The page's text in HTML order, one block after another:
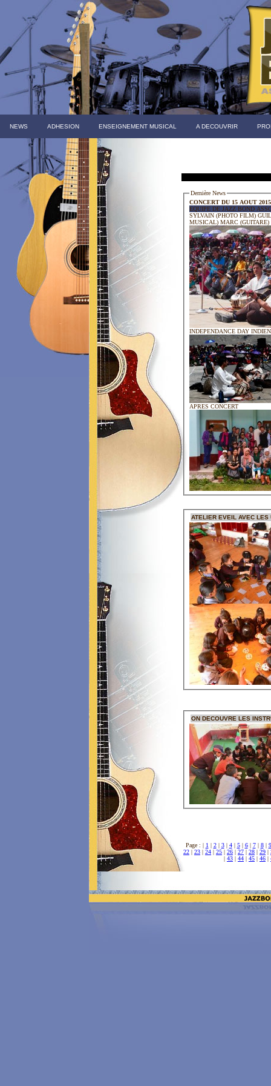
NEWS ADHESION ENSEIGNEMENT MUSICAL A DECOUVRIR
Dernière News
CONCERT DU 15 AOUT 2015
EQUIPE DE JAZZ BOND
SYLVAIN (PHOTO FILM) GUILLAUME
MUSICAL) MARC (GUITARE)
INDEPENDANCE DAY INDIEN
APRES CONCERT
ATELIER EVEIL AVEC LES
ON DECOUVRE LES
Page : | 1| 2| 3| 4| 5| 6| 7| 8| 9
22 | 23 | 24 | 25 | 26 | 27 | 28 | 29 |
| 43 | 44 | 45 | 46 |